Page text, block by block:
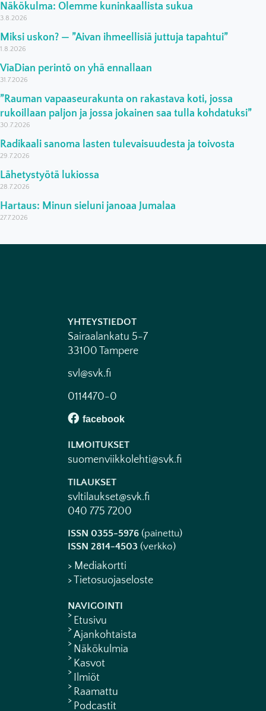
Näkökulma: Olemme kuninkaallista sukua
3.8.2026
Miksi uskon? — ”Aivan ihmeellisiä juttuja tapahtui”
1.8.2026
ViaDian perintö on yhä ennallaan
31.7.2026
”Rauman vapaaseurakunta on rakastava koti, jossa
rukoillaan paljon ja jossa jokainen saa tulla kohdatuksi”
30.7.2026
Radikaali sanoma lasten tulevaisuudesta ja toivosta
29.7.2026
Lähetystyötä lukiossa
28.7.2026
Hartaus: Minun sieluni janoaa Jumalaa
27.7.2026
YHTEYSTIEDOT
Sairaalankatu 5-7
33100 Tampere
svl@svk.fi
0114470-0
ILMOITUKSET
suomenviikkolehti@svk.fi
TILAUKSET
svltilaukset@svk.fi
040 775 7200
ISSN 0355-5976 (painettu)
ISSN 2814-4503 (verkko)
> Mediakortti
> Tietosuojaseloste
NAVIGOINTI
Etusivu
Ajankohtaista
Näkökulmia
Kasvot
Ilmiöt
Raamattu
Podcastit